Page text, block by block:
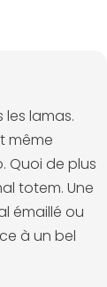
lamas.
même
Quoi de plus
totem. Une
émaillé ou
à un bel